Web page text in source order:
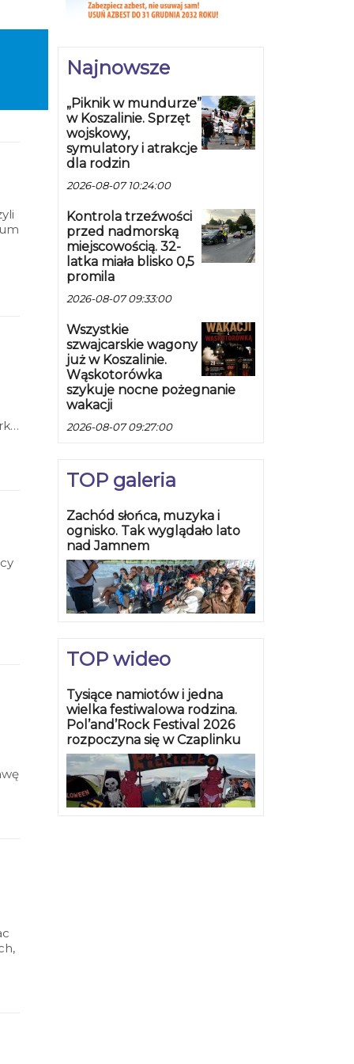
odbędzie się wernisaż otwierający wystawę prac Krzysztofa Wieczorka.
Najnowsze
„Piknik w mundurze”
w Koszalinie. Sprzęt
wojskowy,
symulatory i atrakcje
dla rodzin
2026-08-07 10:24:00
Kontrola trzeźwości
przed nadmorską
miejscowością. 32-
latka miała blisko 0,5
promila
2026-08-07 09:33:00
Wszystkie
szwajcarskie wagony
już w Koszalinie.
Wąskotorówka
szykuje nocne pożegnanie
wakacji
2026-08-07 09:27:00
TOP galeria
Zachód słońca, muzyka i
ognisko. Tak wyglądało lato
nad Jamnem
TOP wideo
Tysiące namiotów i jedna
wielka festiwalowa rodzina.
Pol’and’Rock Festival 2026
rozpoczyna się w Czaplinku